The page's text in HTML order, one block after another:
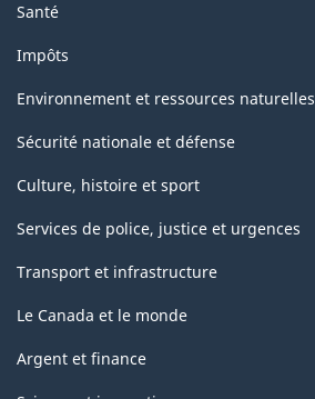
Santé
Impôts
Environnement et ressources naturelles
Sécurité nationale et défense
Culture, histoire et sport
Services de police, justice et urgences
Transport et infrastructure
Le Canada et le monde
Argent et finance